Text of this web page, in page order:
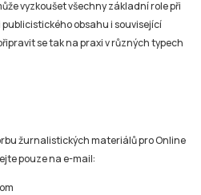
vyzkoušet všechny základní role při
obsahu i související
se tak na praxi v různých typech
žurnalistických materiálů pro Online
pouze na e-mail: